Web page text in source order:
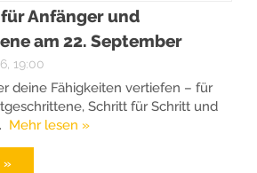
Anfänger und
am 22. September
19:00
deine Fähigkeiten vertiefen – für
Schritt für Schritt und
Mehr lesen »
»